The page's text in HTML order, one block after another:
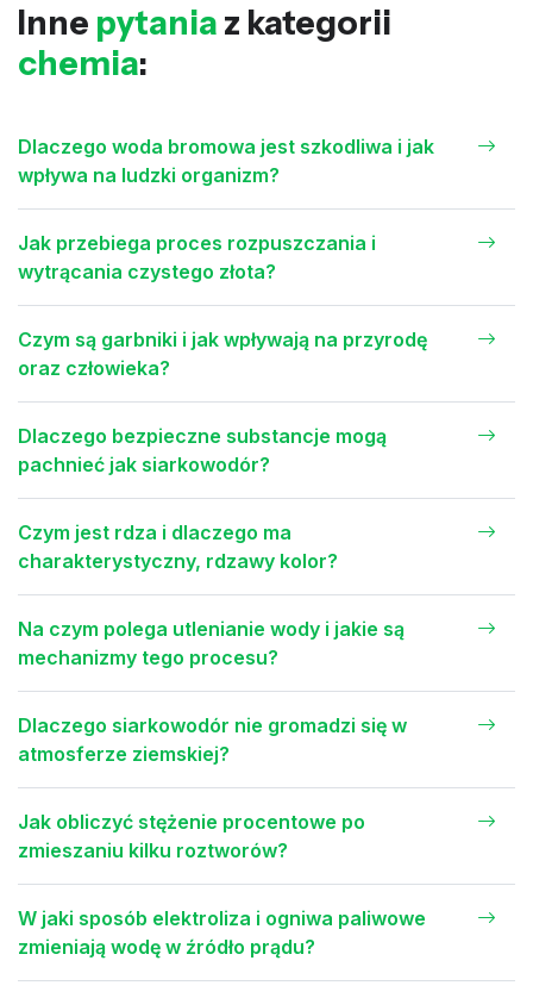
Inne pytania z kategorii
chemia:
Dlaczego woda bromowa jest szkodliwa i jak
wpływa na ludzki organizm?
Jak przebiega proces rozpuszczania i
wytrącania czystego złota?
Czym są garbniki i jak wpływają na przyrodę
oraz człowieka?
Dlaczego bezpieczne substancje mogą
pachnieć jak siarkowodór?
Czym jest rdza i dlaczego ma
charakterystyczny, rdzawy kolor?
Na czym polega utlenianie wody i jakie są
mechanizmy tego procesu?
Dlaczego siarkowodór nie gromadzi się w
atmosferze ziemskiej?
Jak obliczyć stężenie procentowe po
zmieszaniu kilku roztworów?
W jaki sposób elektroliza i ogniwa paliwowe
zmieniają wodę w źródło prądu?